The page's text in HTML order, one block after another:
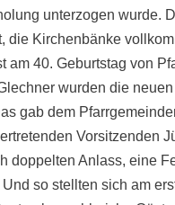
unterzogen wurde.
die Kirchenbänke
am 40. Geburtstag von
wurden die
gab dem
Vorsitzenden
doppelten Anlass, eine
so stellten sich am